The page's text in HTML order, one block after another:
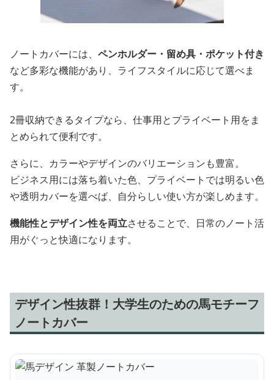
ノートカバーには、 ペンホルダー・留め具・ポケット付き
など多彩な機能があり、ライフスタイルに応じて選べま
す。
2冊収納できるタイプなら、仕事用とプライベート用をま
とめられて便利です。
さらに、カラーやデザインのバリエーションも豊富。
ビジネス用には落ち着いた色、プライベートでは明るい色
や透明カバーを選べば、自分らしい使い方が楽しめます。
機能性とデザイン性を両立させることで、日常のノート活
用がぐっと快適になります。
デザイン性抜群！大学生のための馬モチーフ
ノートカバー